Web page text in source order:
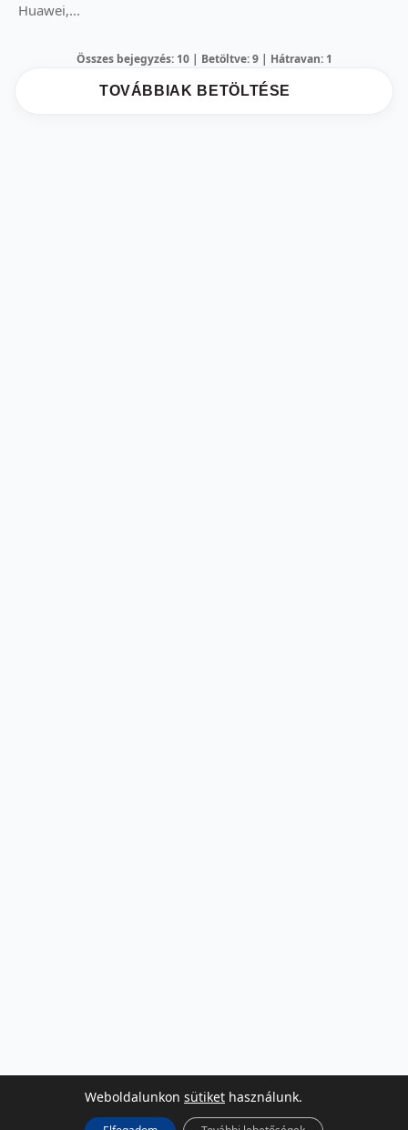
Huawei,...
Összes bejegyzés: 10 | Betöltve: 9 | Hátravan: 1
TOVÁBBIAK BETÖLTÉSE
Weboldalunkon sütiket használunk.